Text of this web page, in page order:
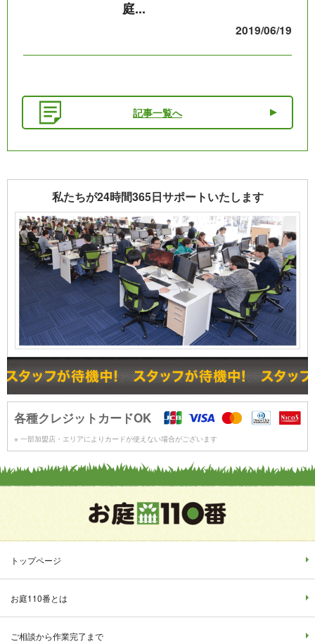
庭...
2019/06/19
記事一覧へ
私たちが24時間365日サポートいたします
各種クレジットカードOK
※ 一部加盟店・エリアによりカードが使えない場合がございます
トップページ
お庭110番とは
ご相談から作業完了まで